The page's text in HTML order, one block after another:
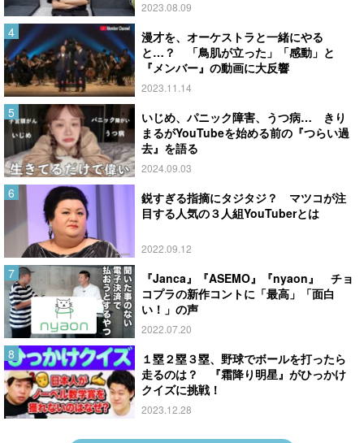
2023.08.09
漫才を、オーケストラと一緒にやる
と…？ 「鳥肌が立った」「感動」と
『メンバー』の動画に大反響
2023.11.14
いじめ、パニック障害、うつ病… きり
まるがYouTubeを始める前の『つらい過
去』を語る
2024.09.03
鋭すぎる指摘にタジタジ？ マツコが注
目する人気の３人組YouTuberとは
2022.09.12
『Janca』『ASEMO』『nyaon』 チョ
コプラの新作コントに「最高」「面白
い！」の声
2022.07.20
１塁２塁３塁、野球でボールを打ったら
走るのは？ 『霜降り明星』がひっかけ
クイズに挑戦！
2023.12.28